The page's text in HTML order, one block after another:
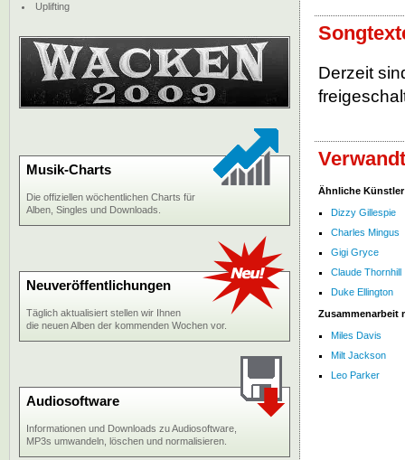
Derzeit
Ähnliche Künstler
Dizzy Gillespie
Charles Mingus
Gigi Gryce
Claude Thornhill
Duke Ellington
Zusammenarbeit
Miles Davis
Milt Jackson
Leo Parker
Uplifting
Musik-Charts
Die offiziellen wöchentlichen Charts für
Alben, Singles und Downloads.
Neuveröffentlichungen
Täglich aktualisiert stellen wir Ihnen
die neuen Alben der kommenden Wochen vor.
Audiosoftware
Informationen und Downloads zu Audiosoftware,
MP3s umwandeln, löschen und normalisieren.